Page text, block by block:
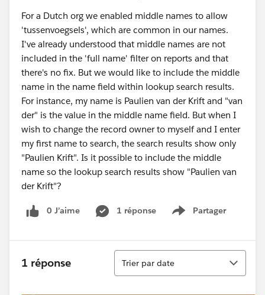
For a Dutch org we enabled middle names to allow
'tussenvoegsels', which are common in our names.
I've already understood that middle names are not
included in the 'full name' filter on reports and that
there's no fix. But we would like to include the middle
name in the name field within lookup search results.
For instance, my name is Paulien van der Krift and "van
der" is the value in the middle name field. But when I
wish to change the record owner to myself and I enter
my first name to search, the search results show only
"Paulien Krift". Is it possible to include the middle
name so the lookup search results show "Paulien van
der Krift"?
0 J’aime 1 réponse Partager
Show menu
1 réponse
Tri
Trier par date